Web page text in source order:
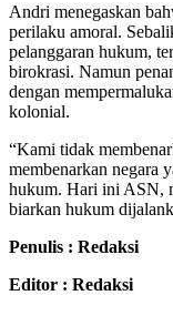
Andri menegaskan
perilaku amoral.
pelanggaran hukum,
birokrasi. Namun
dengan
kolonial.
“Kami tidak
membenarkan negara
hukum. Hari ini ASN,
biarkan hukum
Penulis : Redaksi
Editor : Redaksi